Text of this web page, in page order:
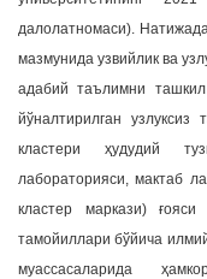
далолатномаси).
мазмунида узвийлик ва
адабий таълимни
йўналтирилган
кластери ҳудудий
лабораторияси, мактаб
кластер маркази)
тамойиллари бўйича
муассасаларида